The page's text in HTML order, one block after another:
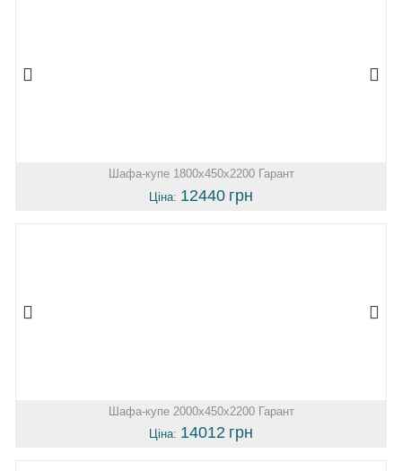
Шафа-купе 1800х450х2200 Гарант
Ціна: 12440 грн
Шафа-купе 2000х450х2200 Гарант
Ціна: 14012 грн